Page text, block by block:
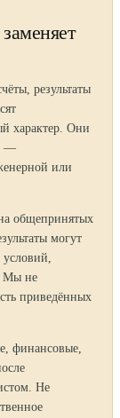
результаты
характер. Они
—
или
общепринятых
могут
Мы не
приведённых
финансовые,
Не